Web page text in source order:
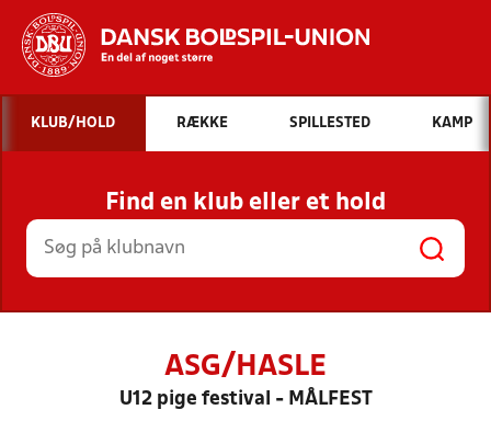
Hvad vil du søge efter?
INDHOLD OG NYHEDER
STILLINGER, RESULTATER, KLUBBER OG
HOLD
KLUB/HOLD RÆKKE SPILLESTED KAMP
Find en klub eller et hold
ASG/HASLE
U12 pige festival - MÅLFEST